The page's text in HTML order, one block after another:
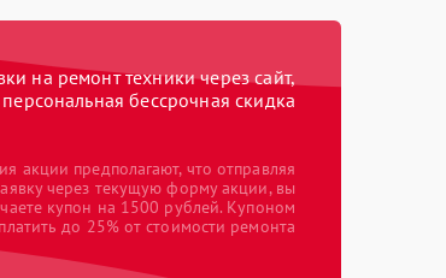
на ремонт техники через сайт,
персональная бессрочная скидка
акции предполагают, что отправляя
через текущую форму акции, вы
купон на 1500 рублей. Купоном
до 25% от стоимости ремонта